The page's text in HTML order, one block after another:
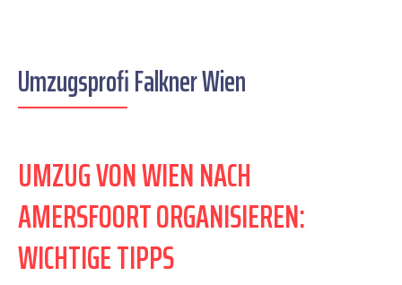
Umzugsprofi Falkner Wien
UMZUG VON WIEN NACH
AMERSFOORT ORGANISIEREN:
WICHTIGE TIPPS